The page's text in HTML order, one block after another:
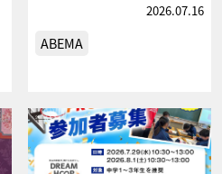
2026.07.16
ABEMA